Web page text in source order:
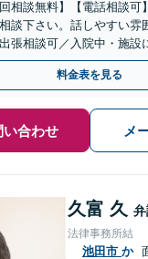
相談無料】【電話相談可
談下さい。話しやすい雰
張相談可／入院中・施設
用可】
料金表を見る
い合わせ メ
久富 久
法律事務所結
池田市 か